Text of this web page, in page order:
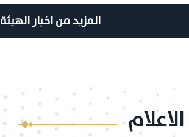
المزيد من اخبار الهيئة